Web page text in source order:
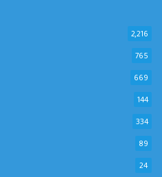
2,216
765
669
144
334
89
24